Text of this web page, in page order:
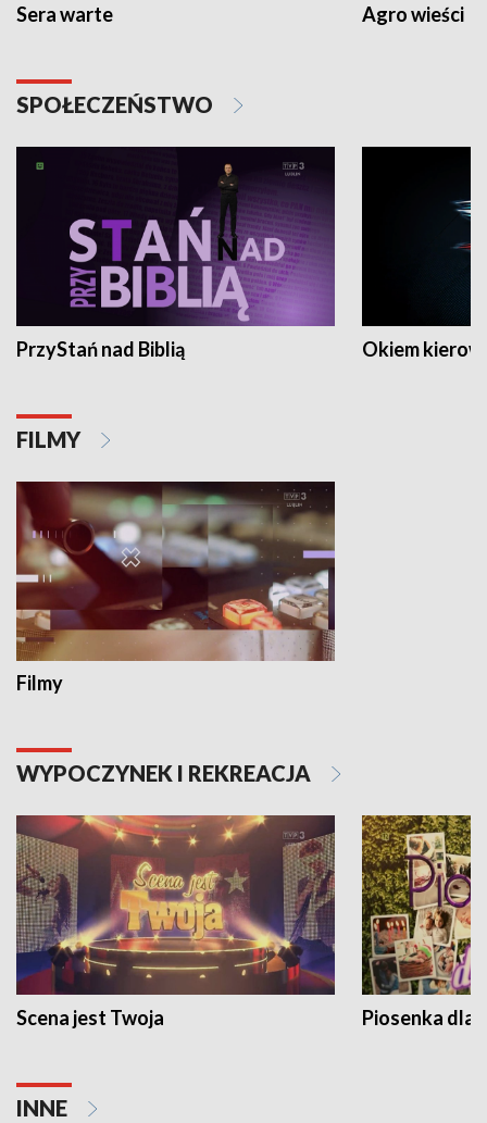
Sera warte Agro wieści
SPOŁECZEŃSTWO
PrzyStań nad Biblią Okiem
FILMY
Filmy
WYPOCZYNEK I REKREACJA
Scena jest Twoja Piosenka dla
INNE